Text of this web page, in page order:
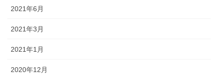
2021年6月
2021年3月
2021年1月
2020年12月